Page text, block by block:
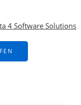
4 Software Solutions